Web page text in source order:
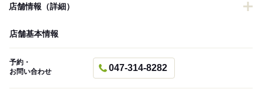
店舗情報（詳細）
店舗基本情報
予約・
お問い合わせ
047-314-8282